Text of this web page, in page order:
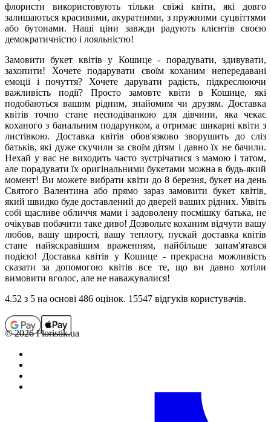
флористи використовують тільки свіжі квіти, які довго
залишаються красивими, акуратними, з пружними суцвіттями
або бутонами. Наші ціни завжди радують клієнтів своєю
демократичністю і лояльністю!
Замовити букет квітів у Кошице - порадувати, здивувати,
захопити! Хочете подарувати своїм коханим непередавані
емоції і почуття? Хочете дарувати радість, підкреслюючи
важливість події? Просто замовте квіти в Кошице, які
подобаються вашим рідним, знайомим чи друзям. Доставка
квітів точно стане несподіванкою для дівчини, яка чекає
коханого з банальним подарунком, а отримає шикарні квіти з
листівкою. Доставка квітів обов'язково зворушить до сліз
батьків, які дуже скучили за своїм дітям і давно їх не бачили.
Нехай у вас не виходить часто зустрічатися з мамою і татом,
але порадувати їх оригінальними букетами можна в будь-який
момент! Ви можете вибрати квіти до 8 березня, букет на день
Святого Валентина або прямо зараз замовити букет квітів,
який швидко буде доставлений до дверей ваших рідних. Уявіть
собі щасливе обличчя мами і задоволену посмішку батька, не
очікував побачити таке диво! Дозвольте коханим відчути вашу
любов, вашу щирості, вашу теплоту, пускай доставка квітів
стане найяскравішим враженням, найбільше запам'ятався
подією! Доставка квітів у Кошице - прекрасна можливість
сказати за допомогою квітів все те, що ви давно хотіли
вимовити вголос, але не наважувалися!
4.52 з 5 на основi 486 оцiнок. 15547 відгуків користувачiв.
© 2026 Floristik.ua